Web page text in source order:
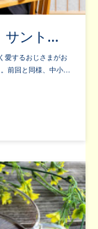
サント…
愛するおじさまがお
前回と同様、中小…